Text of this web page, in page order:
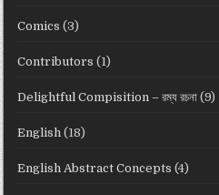
Comics (3)
Contributors (1)
Delightful Compisition – রম্য রচনা (9)
English (18)
English Abstract Concepts (4)